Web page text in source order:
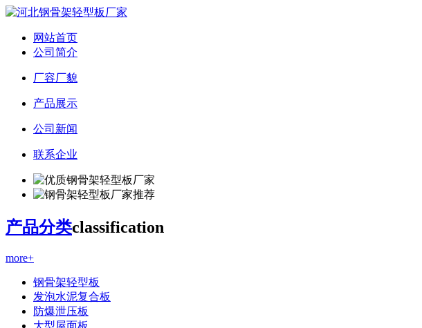
网站首页
公司简介
厂容厂貌
产品展示
公司新闻
联系企业
产品分类classification
more+
钢骨架轻型板
发泡水泥复合板
防爆泄压板
大型屋面板